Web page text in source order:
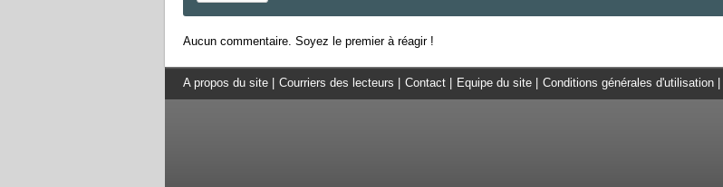
Aucun commentaire. Soyez le premier à réagir !
A propos du site Courriers des lecteurs Contact Equipe du site Conditions générales d'utilisation